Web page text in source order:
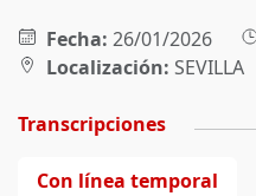
Fecha: 26/01/2026
Localización: SEVILLA
Transcripciones
Con línea temporal